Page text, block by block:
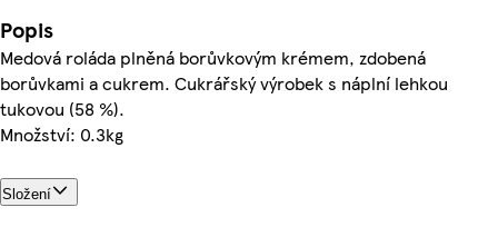
Popis
Medová roláda plněná borůvkovým krémem, zdobená
borůvkami a cukrem. Cukrářský výrobek s náplní lehkou
tukovou (58 %).
Množství: 0.3kg
Složení